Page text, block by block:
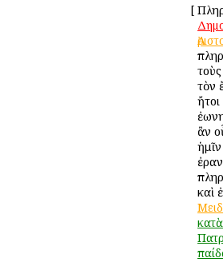
[
τὸν
ἂν
καὶ
κατὰ